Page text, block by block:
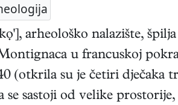
arheološko nalazište,
u francuskoj
(otkrila su je četiri dječaka
se sastoji od velike